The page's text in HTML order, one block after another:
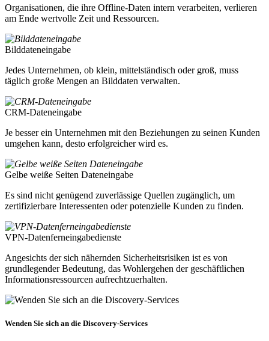
Organisationen, die ihre Offline-Daten intern verarbeiten, verlieren
am Ende wertvolle Zeit und Ressourcen.
Bilddateneingabe
Jedes Unternehmen, ob klein, mittelständisch oder groß, muss
täglich große Mengen an Bilddaten verwalten.
CRM-Dateneingabe
Je besser ein Unternehmen mit den Beziehungen zu seinen Kunden
umgehen kann, desto erfolgreicher wird es.
Gelbe weiße Seiten Dateneingabe
Es sind nicht genügend zuverlässige Quellen zugänglich, um
zertifizierbare Interessenten oder potenzielle Kunden zu finden.
VPN-Datenferneingabedienste
Angesichts der sich nähernden Sicherheitsrisiken ist es von
grundlegender Bedeutung, das Wohlergehen der geschäftlichen
Informationsressourcen aufrechtzuerhalten.
Wenden Sie sich an die Discovery-Services